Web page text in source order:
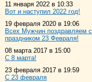
11 января 2022 в 10:33
Вот и наступил 2022 год!
19 февраля 2020 в 19:06
Всех Мужчин поздравляем с
праздником 23 Февраля!
08 марта 2017 в 15:00
С 8 марта!
23 февраля 2017 в 19:59
С 23 февраля